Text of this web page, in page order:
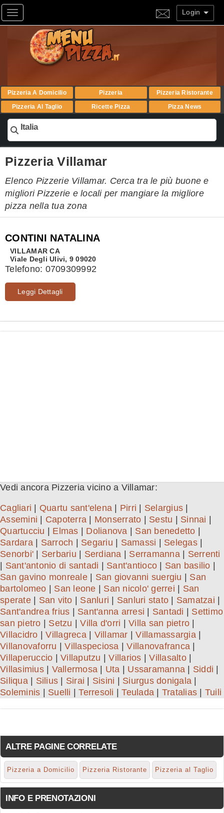
Toggle navigation Login
Pizzeria A Domicilio Pizzeria
Pizzeria Ristorante
Pizzeria Al Taglio
Ricette Pizza Pizza News
Italia
Pizzeria Villamar
Elenco Pizzerie Villamar. Cerca tra le più buone e
migliori Pizzerie e locali per mangiare la migliore
pizza nella tua zona
CONTINI NATALINA
VILLAMAR CA
Viale Degli Ulivi, 9 09020
Telefono: 0709309992
Leggi Dettagli
Vedi ancora Pizzeria vicino a Villamar:
Cagliari Quartu sant'elena Pirri Selargius
Assemini
Capoterra Monserrato Sestu Sinnai
Quartucciu
Elmas Dolianova San benedetto
Sardara| Sarroch Segariu Samassi Selegas|
Senorbi'
Serbariu Serdiana Serramanna| Serrenti
Sant'antonio di santadi Sant'antioco San basilio
San gavino monreale| San giovanni suergiu
San
bartolomeo
San leone San nicolo' gerrei
San
sperate| San vito Sanluri Sanluri stato Samatzai
Sant'andrea frius
Sant'anna arresi Santadi
Settimo
san pietro
Setzu |Villa d'orri Villa san pietro
Villacidro |Villagreca| Villamar |Villamassargia|
Villanovaforru |Villaspeciosa |Villanovafranca
Villaperuccio
Villaputzu |Villarios |Villasalto|
Villasimius| Vallermosa Uta Ussaramanna Siddi
Siliqua| Silius Sirai Sisini Siurgus donigala
Soleminis
Suelli |Terresoli |Teulada Tratalias Tuili
ALTRE PAGINE CORRELATE
Pizzeria a Domicilio Pizzeria Ristorante Pizzeria al Taglio
INFO E PRENOTAZIONI